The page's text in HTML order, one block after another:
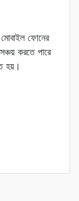
মোবাইল ফোনের
করতে পারে
হয়।